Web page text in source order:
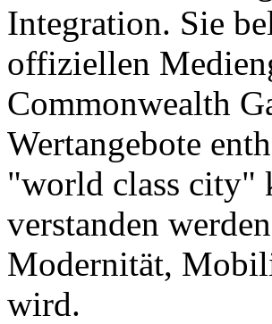
Integration. Sie
offiziellen
Commonwealth
Wertangebote
"world class city"
verstanden
Modernität,
wird.